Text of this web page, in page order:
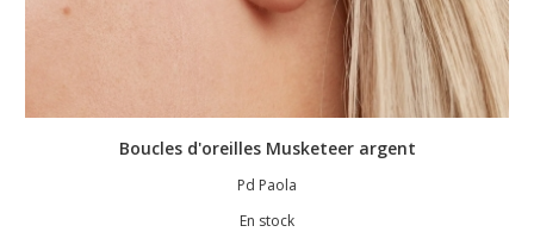
Boucles d'oreilles Musketeer argent
Pd Paola
En stock